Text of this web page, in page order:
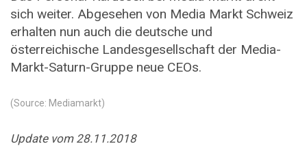
sich weiter. Abgesehen von Media Markt Schweiz
erhalten nun auch die deutsche und
österreichische Landesgesellschaft der Media-
Markt-Saturn-Gruppe neue CEOs.
(Source: Mediamarkt)
Update vom 28.11.2018